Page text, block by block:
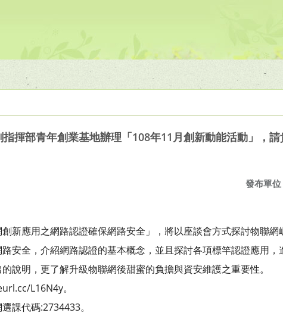
揮部青年創業基地辦理「108年11月創新動能活動」，
發布單位
新應用之網路認證確保網路安全」，將以座談會方式探討物聯
安全，介紹網路認證的基本概念，並且探討各項標竿認證應用
說明，更了解升級物聯網後甜蜜的負擔與資安維護之重要性。
L16N4y。
課代碼:2734433。